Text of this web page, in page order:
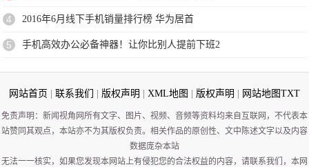
4 2016年6月线下手机销量排行榜 华为居首
5 手机高效办公必备神器！让你比别人提前下班2
网站首页 联系我们 版权声明 XML地图 版权声明 网站地图TXT
免责声明：新闻视角网所有文字、图片、视频、音频等资料均来自互联网，不代表本
站赞同其观点，本站亦不为其版权负责。相关作品的原创性、文中陈述文字以及内容
数据庞杂本站
无法一一核实，如果您发现本网站上有侵犯您的合法权益的内容，请联系我们，本网